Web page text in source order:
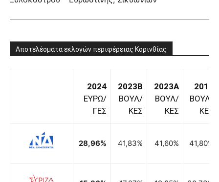
Αποτελέσματα εκλογών περιφέρειας Κορινθίας
2024
ΕΥΡΩ/
ΓΕΣ
2023B
ΒΟΥΛ/
ΚΕΣ
2023A
ΒΟΥΛ/
ΚΕΣ
2019
ΒΟΥΛ/
ΚΕΣ
28,96% 41,83% 41,60% 41,80%